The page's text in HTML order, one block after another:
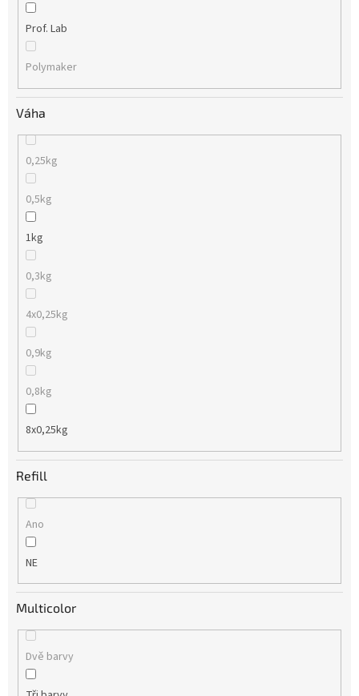
Prof. Lab
Polymaker
Váha
0,25kg
0,5kg
1kg
0,3kg
4x0,25kg
0,9kg
0,8kg
8x0,25kg
Refill
Ano
NE
Multicolor
Dvě barvy